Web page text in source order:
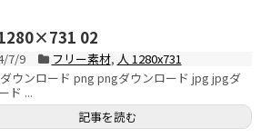
02
7/9 フリー素材, 人 1280x731
ウンロード png pngダウンロード jpg jpgダ
ド ...
記事を読む